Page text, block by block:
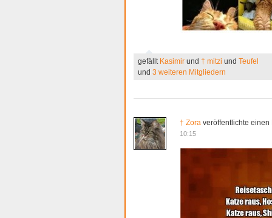
gefällt Kasimir und † mitzi und Teufel
und 3 weiteren Mitgliedern
† Zora veröffentlichte einen
10:15